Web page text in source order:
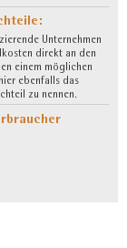
Unternehmen
direkt an den
einem möglichen
ebenfalls das
zu nennen.